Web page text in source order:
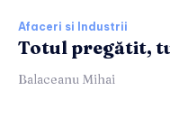
Afaceri si Industrii
Totul pregătit,
Balaceanu Mihai